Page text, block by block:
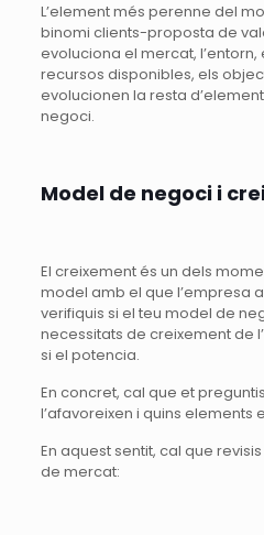
L’element més perenne del
binomi clients-proposta de
evoluciona el mercat,
recursos disponibles, els
evolucionen la resta
negoci.
Model de negoci i
El creixement és un dels
model amb el que l’empresa
verifiquis si el teu model de
necessitats de creixement de
si el potencia.
En concret, cal que et
l’afavoreixen i quins elements
En aquest sentit, cal que
de mercat: